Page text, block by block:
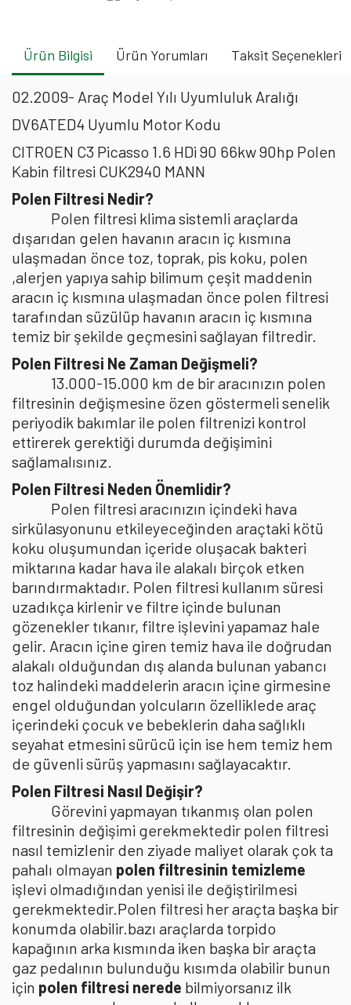
Ürün Bilgisi Ürün Yorumları Taksit Seçenekleri
02.2009- Araç Model Yılı Uyumluluk Aralığı
DV6ATED4 Uyumlu Motor Kodu
CITROEN C3 Picasso 1.6 HDi 90 66kw 90hp Polen
Kabin filtresi CUK2940 MANN
Polen Filtresi Nedir?
Polen filtresi klima sistemli araçlarda
dışarıdan gelen havanın aracın iç kısmına
ulaşmadan önce toz, toprak, pis koku, polen
,alerjen yapıya sahip bilimum çeşit maddenin
aracın iç kısmına ulaşmadan önce polen filtresi
tarafından süzülüp havanın aracın iç kısmına
temiz bir şekilde geçmesini sağlayan filtredir.
Polen Filtresi Ne Zaman Değişmeli?
13.000-15.000 km de bir aracınızın polen
filtresinin değişmesine özen göstermeli senelik
periyodik bakımlar ile polen filtrenizi kontrol
ettirerek gerektiği durumda değişimini
sağlamalısınız.
Polen Filtresi Neden Önemlidir?
Polen filtresi aracınızın içindeki hava
sirkülasyonunu etkileyeceğinden araçtaki kötü
koku oluşumundan içeride oluşacak bakteri
miktarına kadar hava ile alakalı birçok etken
barındırmaktadır. Polen filtresi kullanım süresi
uzadıkça kirlenir ve filtre içinde bulunan
gözenekler tıkanır, filtre işlevini yapamaz hale
gelir. Aracın içine giren temiz hava ile doğrudan
alakalı olduğundan dış alanda bulunan yabancı
toz halindeki maddelerin aracın içine girmesine
engel olduğundan yolcuların özelliklede araç
içerindeki çocuk ve bebeklerin daha sağlıklı
seyahat etmesini sürücü için ise hem temiz hem
de güvenli sürüş yapmasını sağlayacaktır.
Polen Filtresi Nasıl Değişir?
Görevini yapmayan tıkanmış olan polen
filtresinin değişimi gerekmektedir polen filtresi
nasıl temizlenir den ziyade maliyet olarak çok ta
pahalı olmayan polen filtresinin temizleme
işlevi olmadığından yenisi ile değiştirilmesi
gerekmektedir.Polen filtresi her araçta başka bir
konumda olabilir.bazı araçlarda torpido
kapağının arka kısmında iken başka bir araçta
gaz pedalının bulunduğu kısımda olabilir bunun
için polen filtresi nerede bilmiyorsanız ilk